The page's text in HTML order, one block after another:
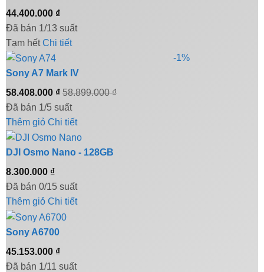
44.400.000 ₫
Đã bán 1/13 suất
Tạm hết Chi tiết
-1%
Sony A7 Mark IV
58.408.000 ₫ 58.899.000₫
Đã bán 1/5 suất
Thêm giỏ Chi tiết
DJI Osmo Nano - 128GB
8.300.000 ₫
Đã bán 0/15 suất
Thêm giỏ Chi tiết
Sony A6700
45.153.000 ₫
Đã bán 1/11 suất